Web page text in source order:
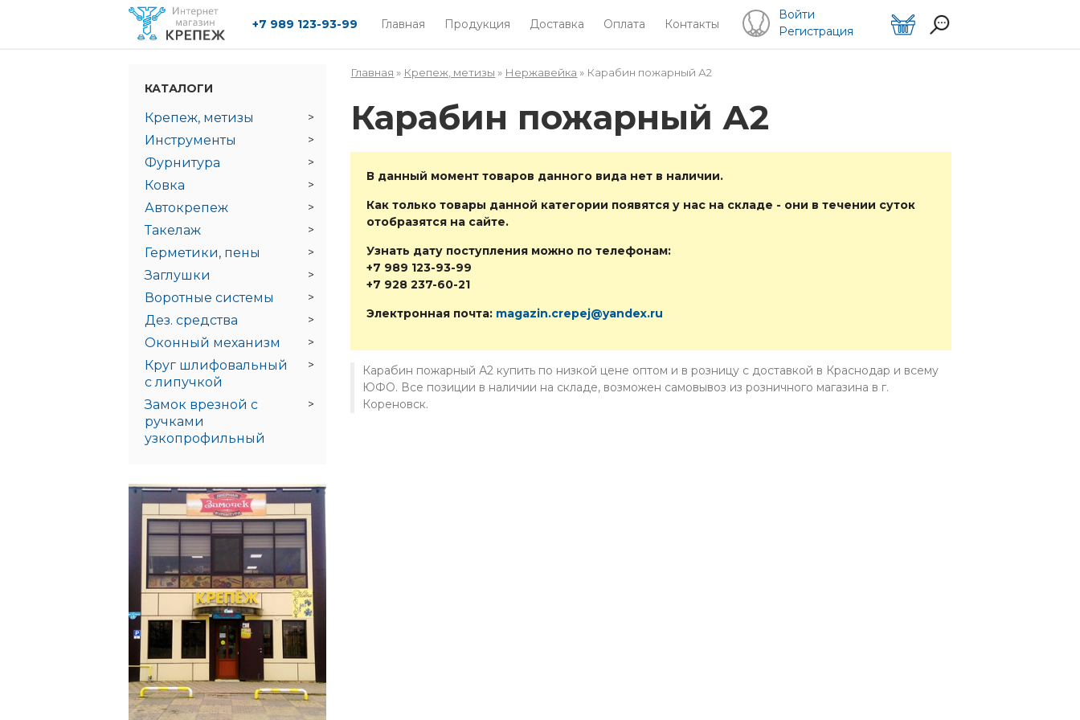
Главная Продукция Доставка Оплата Контакты
+7 989 123-93-99
Войти
Регистрация
Вы здесь
Главная » Крепеж, метизы » Нержавейка » Карабин пожарный А2
Карабин пожарный А2
В данный момент товаров данного вида нет в наличии.
Как только товары данной категории появятся у нас на складе - они в течении суток
отобразятся на сайте.
Узнать дату поступления можно по телефонам:
+7 989 123-93-99
+7 928 237-60-21
Электронная почта: magazin.crepej@yandex.ru
Карабин пожарный А2 купить по низкой цене оптом и в розницу с доставкой в Краснодар и всему
ЮФО. Все позиции в наличии на складе, возможен самовывоз из розничного магазина в г.
Кореновск.
КАТАЛОГИ
Крепеж, метизы
Инструменты
Фурнитура
Ковка
Автокрепеж
Такелаж
Герметики, пены
Заглушки
Воротные системы
Дез. средства
Оконный механизм
Круг шлифовальный
с липучкой
Замок врезной с
ручками
узкопрофильный